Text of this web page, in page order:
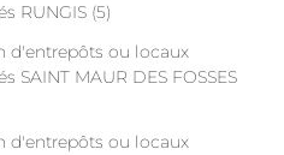
RUNGIS (5)
d'entrepôts ou locaux
SAINT MAUR DES FOSSES
d'entrepôts ou locaux